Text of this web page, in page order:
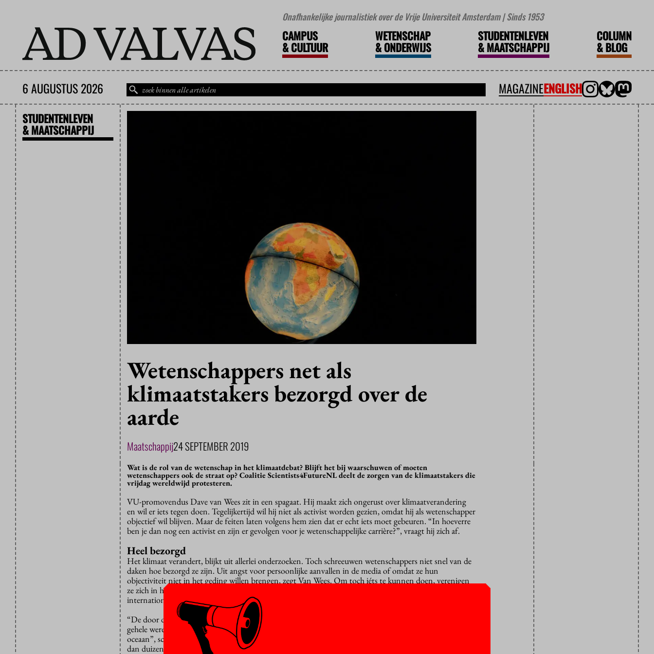
Onafhankelijke journalistiek over de Vrije Universiteit Amsterdam | Sinds 1953
CAMPUS
&CULTUUR
WETENSCHAP
&ONDERWIJS
STUDENTENLEVEN
&MAATSCHAPPIJ
COLUMN
&BLOG
6 AUGUSTUS 2026 MAGAZINEENGLISH
STUDENTENLEVEN
& MAATSCHAPPIJ
Wetenschappers net als
klimaatstakers bezorgd over de
aarde
Maatschappij24 SEPTEMBER 2019
Wat is de rol van de wetenschap in het klimaatdebat? Blijft het bij waarschuwen of moeten
wetenschappers ook de straat op? Coalitie Scientists4FutureNL deelt de zorgen van de klimaatstakers die
vrijdag wereldwijd protesteren.
VU-promovendus Dave van Wees zit in een spagaat. Hij maakt zich ongerust over klimaatverandering
en wil er iets tegen doen. Tegelijkertijd wil hij niet als activist worden gezien, omdat hij als wetenschapper
objectief wil blijven. Maar de feiten laten volgens hem zien dat er echt iets moet gebeuren. “In hoeverre
ben je dan nog een activist en zijn er gevolgen voor je wetenschappelijke carrière?”, vraagt hij zich af.
Heel bezorgd
Het klimaat verandert, blijkt uit allerlei onderzoeken. Toch schreeuwen wetenschappers niet snel van de
daken hoe bezorgd ze zijn. Uit angst voor persoonlijke aanvallen in de media of omdat ze hun
objectiviteit niet in het geding willen brengen, zegt Van Wees. Om toch iéts te kunnen doen, verenigen
ze zich in het
internationale initiatieven.
“De door de mens veroorzaakte klimaatverandering is onmiskenbaar en wordt waargenomen over de
gehele wereld, bijvoorbeeld in de hoeveelheid extreem weer, zeespiegelstijging en de temperatuur van de
oceaan”, schrijven vijftig wetenschappers vanuit heel Nederland in hun verklaring, waar inmiddels meer
dan duizend handtekeningen onder staan. Ze steunen de klimaatstakers die vrijdag 27 september